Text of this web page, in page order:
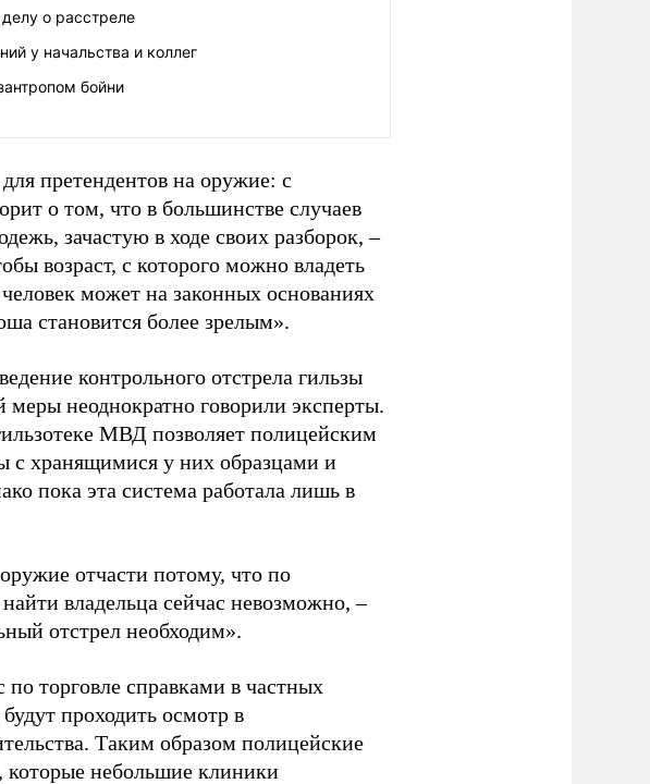
о расстреле
у начальства и коллег
бойни
претендентов на оружие: с
о том, что в большинстве случаев
зачастую в ходе своих разборок, –
возраст, с которого можно владеть
может на законных основаниях
становится более зрелым».
контрольного отстрела гильзы
неоднократно говорили эксперты.
МВД позволяет полицейским
с хранящимися у них образцами и
пока эта система работала лишь в
отчасти потому, что по
владельца сейчас невозможно, –
отстрел необходим».
торговле справками в частных
проходить осмотр в
Таким образом полицейские
небольшие клиники